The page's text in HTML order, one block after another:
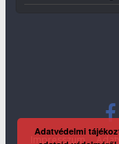
Impresszum
Adatvédelmi